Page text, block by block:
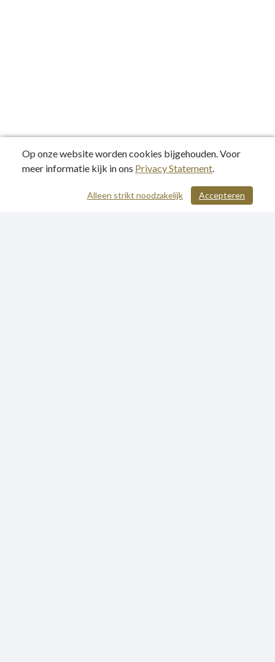
/ 582
Op onze website worden cookies bijgehouden. Voor
meer informatie kijk in ons Privacy Statement.
Accepteren
Alleen strikt noodzakelijk